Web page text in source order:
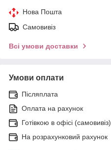
Нова Пошта
Самовивіз
Всі умови доставки
Умови оплати
Післяплата
Оплата на рахунок
Готівкою в офісі (самовивіз)
На розрахунковий рахунок